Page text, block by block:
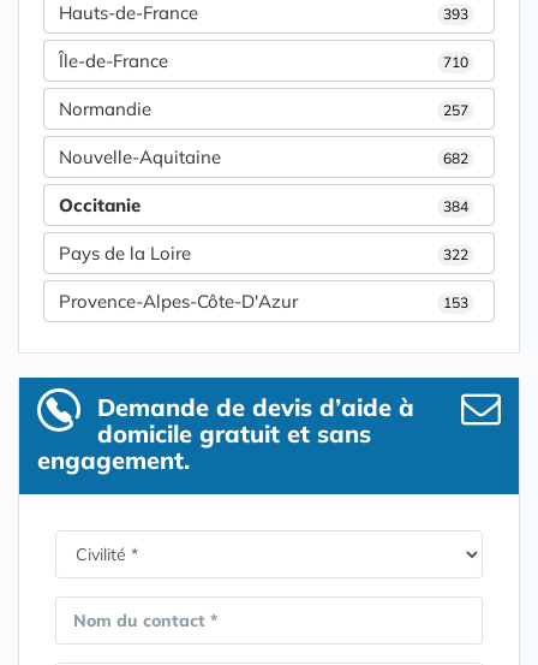
Hauts-de-France 393
Île-de-France 710
Normandie 257
Nouvelle-Aquitaine 682
Occitanie 384
Pays de la Loire 322
Provence-Alpes-Côte-D'Azur 153
Demande de devis d’aide à
domicile gratuit et sans
engagement.
Nom du contact *